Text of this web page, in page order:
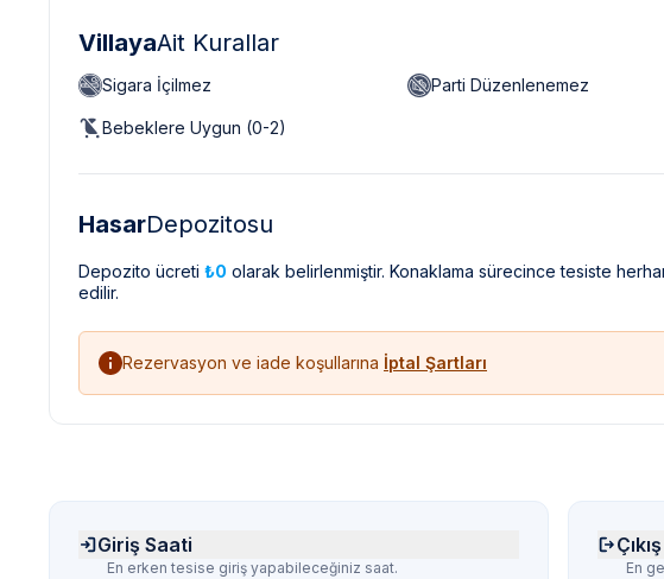
VillayaAit Kurallar
Sigara İçilmez Parti Düzenlenemez
Bebeklere Uygun (0-2)
HasarDepozitosu
Depozito ücreti ₺0 olarak belirlenmiştir. Konaklama sürecince tesiste
edilir.
Rezervasyon ve iade koşullarına İptal Şartları
Giriş Saati
En erken tesise giriş yapabileceğiniz saat. En